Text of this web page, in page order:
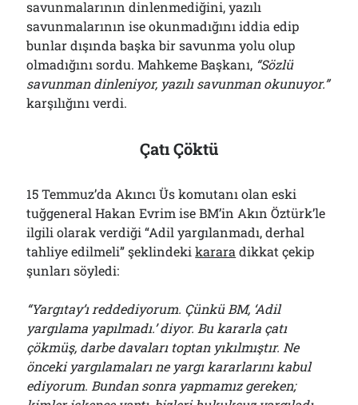
savunmalarının dinlenmediğini, yazılı
savunmalarının ise okunmadığını iddia edip
bunlar dışında başka bir savunma yolu olup
olmadığını sordu. Mahkeme Başkanı, “Sözlü
savunman dinleniyor, yazılı savunman okunuyor.”
karşılığını verdi.
Çatı Çöktü
15 Temmuz’da Akıncı Üs komutanı olan eski
tuğgeneral Hakan Evrim ise BM’in Akın Öztürk’le
ilgili olarak verdiği “Adil yargılanmadı, derhal
tahliye edilmeli” şeklindekikarara dikkat çekip
şunları söyledi:
“Yargıtay’ı reddediyorum. Çünkü BM, ‘Adil
yargılama yapılmadı.’ diyor. Bu kararla çatı
çökmüş, darbe davaları toptan yıkılmıştır. Ne
önceki yargılamaları ne yargı kararlarını kabul
ediyorum. Bundan sonra yapmamız gereken;